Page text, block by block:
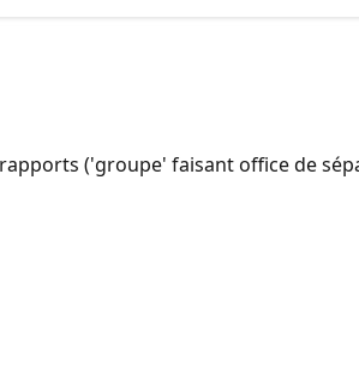
('groupe' faisant office de